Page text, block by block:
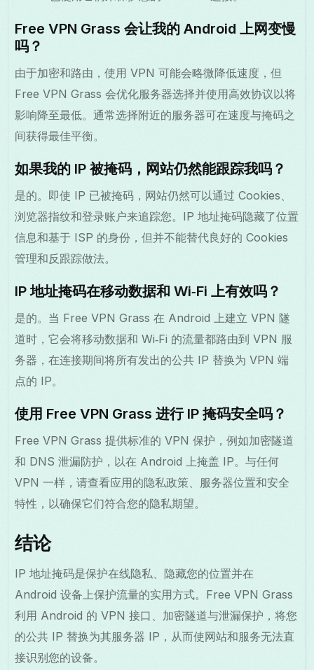
Free VPN Grass 会让我的 Android 上网变慢
吗？
由于加密和路由，使用 VPN 可能会略微降低速度，但
Free VPN Grass 会优化服务器选择并使用高效协议以将
影响降至最低。通常选择附近的服务器可在速度与掩码之
间获得最佳平衡。
如果我的 IP 被掩码，网站仍然能跟踪我吗？
是的。即使 IP 已被掩码，网站仍然可以通过 Cookies、
浏览器指纹和登录账户来追踪您。IP 地址掩码隐藏了位置
信息和基于 ISP 的身份，但并不能替代良好的 Cookies
管理和反跟踪做法。
IP 地址掩码在移动数据和 Wi‑Fi 上有效吗？
是的。当 Free VPN Grass 在 Android 上建立 VPN 隧
道时，它会将移动数据和 Wi‑Fi 的流量都路由到 VPN 服
务器，在连接期间将所有发出的公共 IP 替换为 VPN 端
点的 IP。
使用 Free VPN Grass 进行 IP 掩码安全吗？
Free VPN Grass 提供标准的 VPN 保护，例如加密隧道
和 DNS 泄漏防护，以在 Android 上掩盖 IP。与任何
VPN 一样，请查看应用的隐私政策、服务器位置和安全
特性，以确保它们符合您的隐私期望。
结论
IP 地址掩码是保护在线隐私、隐藏您的位置并在
Android 设备上保护流量的实用方式。Free VPN Grass
利用 Android 的 VPN 接口、加密隧道与泄漏保护，将您
的公共 IP 替换为其服务器 IP，从而使网站和服务无法直
接识别您的设备。